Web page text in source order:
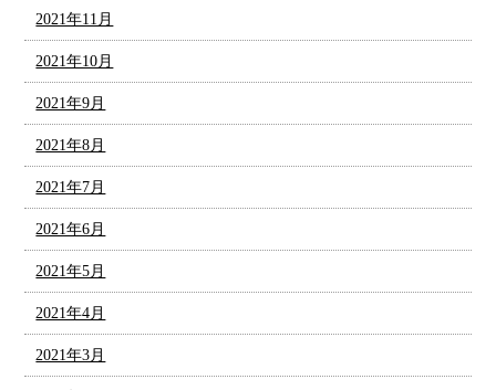
2021年11月
2021年10月
2021年9月
2021年8月
2021年7月
2021年6月
2021年5月
2021年4月
2021年3月